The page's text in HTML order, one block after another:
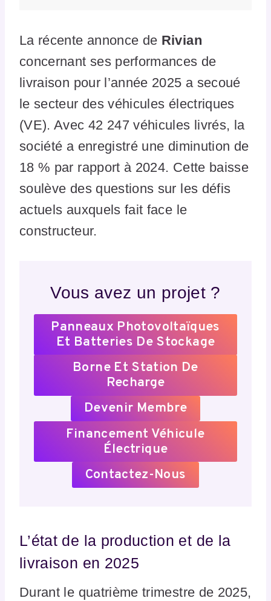
La récente annonce de Rivian
concernant ses performances de
livraison pour l’année 2025 a secoué
le secteur des véhicules électriques
(VE). Avec 42 247 véhicules livrés, la
société a enregistré une diminution de
18 % par rapport à 2024. Cette baisse
soulève des questions sur les défis
actuels auxquels fait face le
constructeur.
Vous avez un projet ?
Panneaux Photovoltaïques
Et Batteries De Stockage
Borne Et Station De
Recharge
Devenir Membre
Financement Véhicule
Électrique
Contactez-Nous
L’état de la production et de la
livraison en 2025
Durant le quatrième trimestre de 2025,